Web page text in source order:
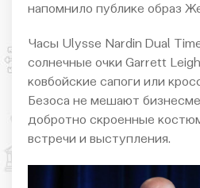
напомнило публике образ
Часы Ulysse Nardin Dual
солнечные очки Garrett
ковбойские сапоги или
Безоса не мешают
добротно скроенные
встречи и выступления.